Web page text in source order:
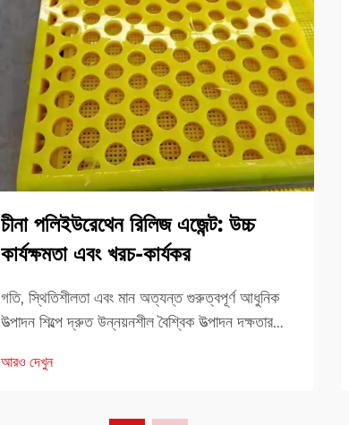
চীনা পলিইউরেথেন রিলিজ এজেন্ট: উচ্চ
কার্যক্ষমতা এবং খরচ-কার্যকর
গতি, স্থিতিশীলতা এবং মান অত্যন্ত গুরুত্বপূর্ণ আধুনিক
উত্পাদন শিল্পে দ্রুত উন্নয়নশীল বৈশ্বিক উত্পাদন দক্ষতার
প্রক্রিয়াকরণ সহায়কগুলির পছন্দ মোট ফলাফলকে
আরও দেখুন